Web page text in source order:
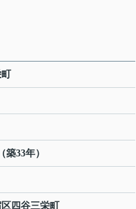
築33年）
四谷三栄町